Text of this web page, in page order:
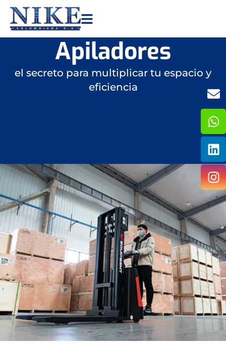
Apiladores
el secreto para multiplicar tu espacio y
eficiencia